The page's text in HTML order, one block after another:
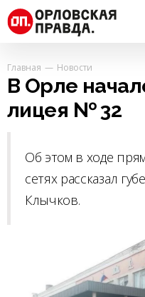
Главная Новости
В Орле
лицея № 32
Об этом в ходе
сетях рассказал
Клычков.